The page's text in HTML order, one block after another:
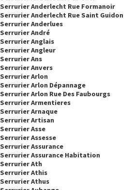
Serrurier Anderlecht Rue Formanoir
Serrurier Anderlecht Rue Saint Guidon
Serrurier Anderlues
Serrurier André
Serrurier Anglais
Serrurier Angleur
Serrurier Ans
Serrurier Anvers
Serrurier Arlon
Serrurier Arlon Dépannage
Serrurier Arlon Rue Des Faubourgs
Serrurier Armentieres
Serrurier Arnaque
Serrurier Artisan
Serrurier Asse
Serrurier Assesse
Serrurier Assurance
Serrurier Assurance Habitation
Serrurier Ath
Serrurier Athis
Serrurier Athus